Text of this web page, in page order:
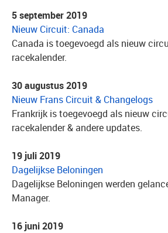
5 september 2019
Nieuw Circuit: Canada
Canada is toegevoegd als nieuw
racekalender.
30 augustus 2019
Nieuw Frans Circuit & Changelogs
Frankrijk is toegevoegd als nieuw
racekalender & andere updates.
19 juli 2019
Dagelijkse Beloningen
Dagelijkse Beloningen werden
Manager.
16 juni 2019